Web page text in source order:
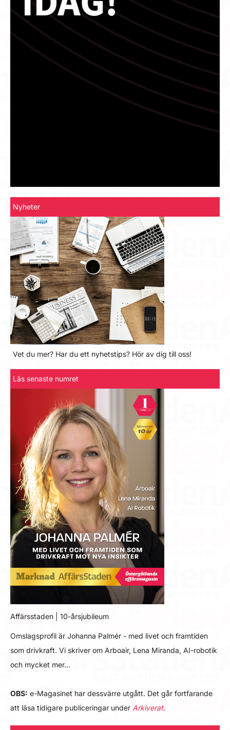
Nyheter
Vet du mer? Har du ett nyhetstips? Hör av dig till oss!
Läs senaste numret
Affärsstaden | 10-årsjubileum
Omslagsprofil är Johanna Palmér - med livet och framtiden
som drivkraft. Vi skriver om Arboair, Lena Miranda, AI-robotik
och mycket mer…
OBS: e-Magasinet har dessvärre utgått. Det går fortfarande
att läsa tidigare publiceringar under Arkiverat.